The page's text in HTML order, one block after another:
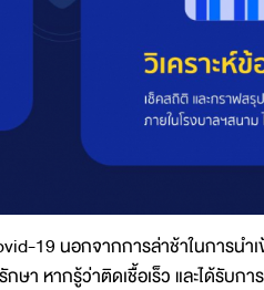
19 นอกจากการล่าช้าในการน
หากรู้ว่าติดเชื้อเร็ว และได้รับการ